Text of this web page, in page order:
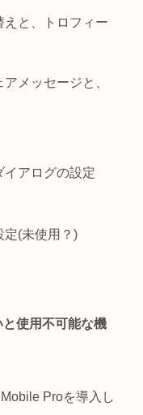
えと、トロフィー
メッセージと、
イアログの設定
定(未使用？)
使用不可能な機
Proを導入し